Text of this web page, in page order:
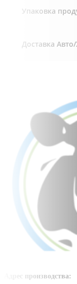
Упаковка
Доставка
Адрес производства: